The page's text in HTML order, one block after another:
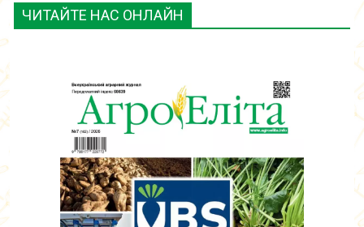
ЧИТАЙТЕ НАС ОНЛАЙН